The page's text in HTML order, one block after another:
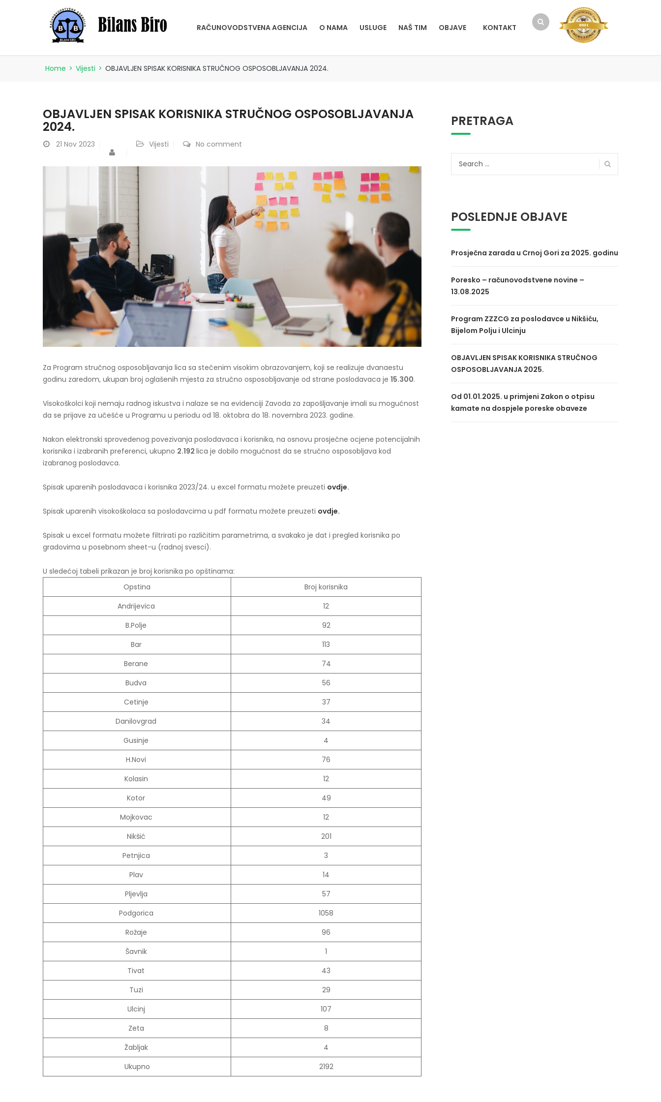
RAČUNOVODSTVENA AGENCIJA O NAMA USLUGE NAŠ TIM OBJAVE KONTAKT
Home > Vijesti > OBJAVLJEN SPISAK KORISNIKA STRUČNOG OSPOSOBLJAVANJA 2024.
OBJAVLJEN SPISAK KORISNIKA STRUČNOG OSPOSOBLJAVANJA
2024.
21 Nov 2023 Vijesti No comment
Za Program stručnog osposobljavanja lica sa stečenim visokim obrazovanjem, koji se realizuje dvanaestu
godinu zaredom, ukupan broj oglašenih mjesta za stručno osposobljavanje od strane poslodavaca je 15.300.
Visokoškolci koji nemaju radnog iskustva i nalaze se na evidenciji Zavoda za zapošljavanje imali su mogućnost
da se prijave za učešće u Programu u periodu od 18. oktobra do 18. novembra 2023. godine.
Nakon elektronski sprovedenog povezivanja poslodavaca i korisnika, na osnovu prosječne ocjene potencijalnih
korisnika i izabranih preferenci, ukupno 2.192 lica je dobilo mogućnost da se stručno osposobljava kod
izabranog poslodavca.
Spisak uparenih poslodavaca i korisnika 2023/24. u excel formatu možete preuzeti ovdje.
Spisak uparenih visokoškolaca sa poslodavcima u pdf formatu možete preuzeti ovdje.
Spisak u excel formatu možete filtrirati po različitim parametrima, a svakako je dat i pregled korisnika po
gradovima u posebnom sheet-u (radnoj svesci).
U sledećoj tabeli prikazan je broj korisnika po opštinama:
Opstina
Broj korisnika
Andrijevica
12
B.Polje
92
Bar
113
Berane
74
Budva
56
Cetinje
37
Danilovgrad
34
Gusinje
4
H.Novi
76
Kolasin
12
Kotor
49
Mojkovac
12
Nikšić
201
Petnjica
3
Plav
14
Pljevlja
57
Podgorica
1058
Rožaje
96
Šavnik
1
Tivat
43
Tuzi
29
Ulcinj
107
Zeta
8
Žabljak
4
Ukupno
2192
PRETRAGA
POSLEDNJE OBJAVE
Prosječna zarada u Crnoj Gori za 2025. godinu
Poresko – računovodstvene novine –
13.08.2025
Program ZZZCG za poslodavce u Nikšiću,
Bijelom Polju i Ulcinju
OBJAVLJEN SPISAK KORISNIKA STRUČNOG
OSPOSOBLJAVANJA 2025.
Od 01.01.2025. u primjeni Zakon o otpisu
kamate na dospjele poreske obaveze